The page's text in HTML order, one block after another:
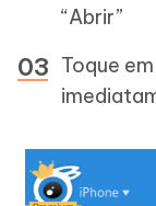
“Abrir”
Toque